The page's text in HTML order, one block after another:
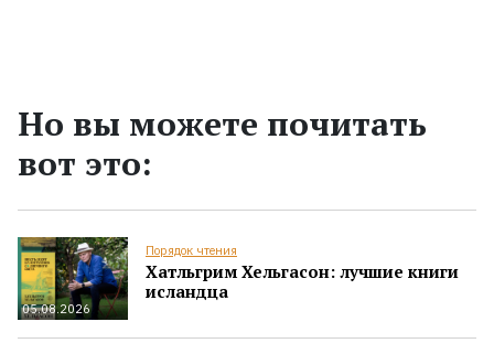
Но вы можете почитать
вот это:
05.08.2026
Порядок чтения
Хатльгрим Хельгасон: лучшие книги
исландца